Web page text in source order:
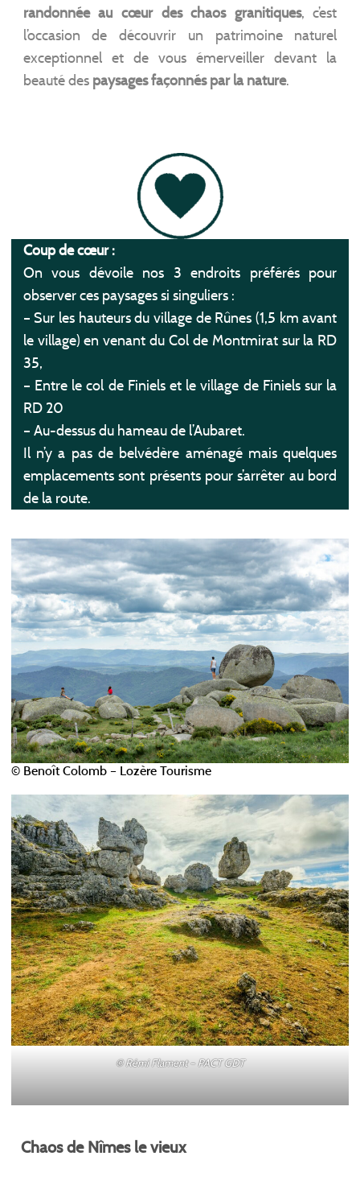
randonnée au cœur des chaos granitiques, c’est
l’occasion de découvrir un patrimoine naturel
exceptionnel et de vous émerveiller devant la
beauté des paysages façonnés par la nature.
Coup de cœur :
On vous dévoile nos 3 endroits préférés pour
observer ces paysages si singuliers :
– Sur les hauteurs du village de Rûnes (1,5 km avant
le village) en venant du Col de Montmirat sur la RD
35,
– Entre le col de Finiels et le village de Finiels sur la
RD 20
– Au-dessus du hameau de l’Aubaret.
Il n’y a pas de belvédère aménagé mais quelques
emplacements sont présents pour s’arrêter au bord
de la route.
© Benoît Colomb – Lozère Tourisme
© Rémi Flament – PACT GDT
Chaos de Nîmes le vieux